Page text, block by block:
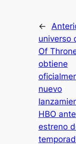
←
universo
Of
obtiene
nuevo
HBO
estreno